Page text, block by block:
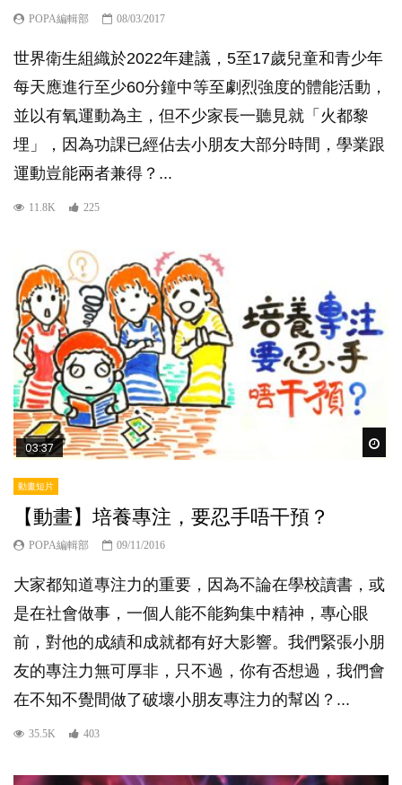
POPA編輯部 08/03/2017
世界衛生組織於2022年建議，5至17歲兒童和青少年
每天應進行至少60分鐘中等至劇烈強度的體能活動，
並以有氧運動為主，但不少家長一聽見就「火都黎
埋」，因為功課已經佔去小朋友大部分時間，學業跟
運動豈能兩者兼得？...
11.8K 225
03:37
動畫短片
【動畫】培養專注，要忍手唔干預？
POPA編輯部 09/11/2016
大家都知道專注力的重要，因為不論在學校讀書，或
是在社會做事，一個人能不能夠集中精神，專心眼
前，對他的成績和成就都有好大影響。我們緊張小朋
友的專注力無可厚非，只不過，你有否想過，我們會
在不知不覺間做了破壞小朋友專注力的幫凶？...
35.5K 403